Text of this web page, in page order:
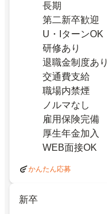
長期
第二新卒歓迎
U・IターンOK
研修あり
退職金制度あり
交通費支給
職場内禁煙
ノルマなし
雇用保険完備
厚生年金加入
WEB面接OK
かんたん応募
新卒